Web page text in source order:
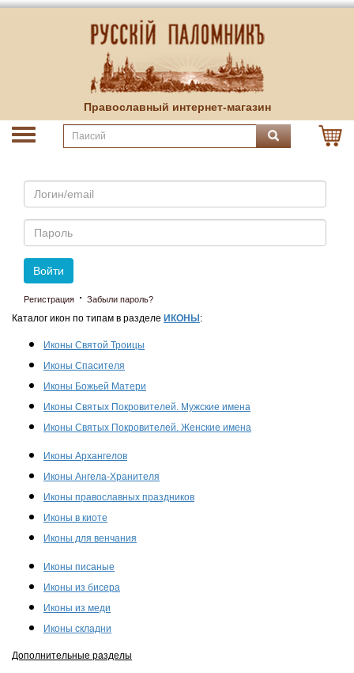
Православный интернет-магазин
Email
Пароль
Войти
Регистрация · Забыли пароль?
Каталог икон по типам в разделе ИКОНЫ :
Иконы Святой Троицы
Иконы Спасителя
Иконы Божьей Матери
Иконы Святых Покровителей. Мужские имена
Иконы Святых Покровителей. Женские имена
Иконы Архангелов
Иконы Ангела-Хранителя
Иконы православных праздников
Иконы в киоте
Иконы для венчания
Иконы писаные
Иконы из бисера
Иконы из меди
Иконы складни
Дополнительные разделы